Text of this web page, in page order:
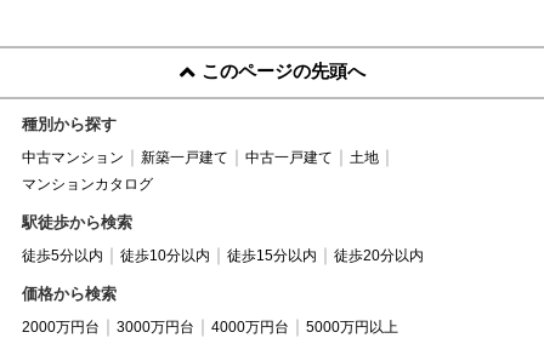
このページの先頭へ
種別から探す
中古マンション 新築一戸建て 中古一戸建て
土地
マンションカタログ
駅徒歩から検索
徒歩5分以内 徒歩10分以内 徒歩15分以内 徒歩20分以内
価格から検索
2000万円台 3000万円台 4000万円台 5000万円以上